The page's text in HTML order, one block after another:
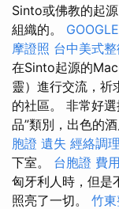
Sinto或佛教的起
組織的。
摩證照 台中美式整
在Sinto起源的
靈）進行交流，祈
的社區。 非常好
品”類別，出色的
胞證 遺失 經絡調
下室。 台胞證 費用
匈牙利人時，但是
照亮了一切。 竹